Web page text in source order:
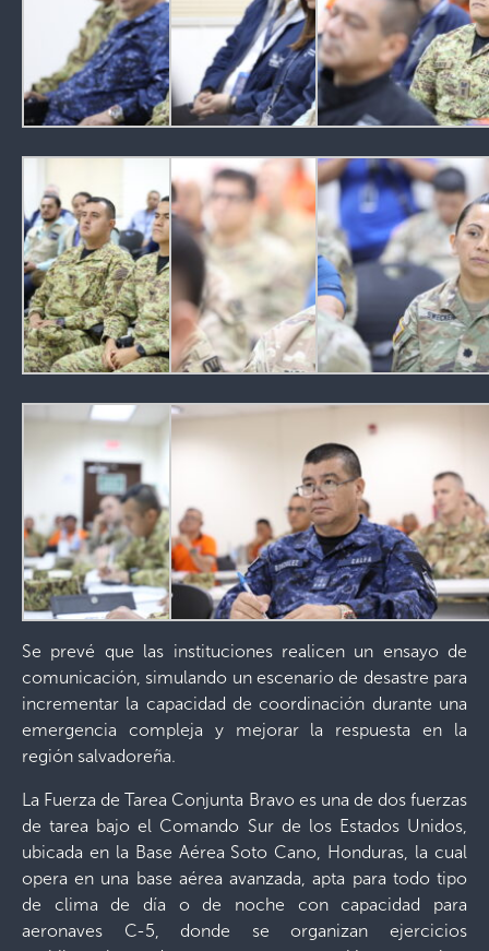
Se prevé que las instituciones realicen un ensayo de
comunicación, simulando un escenario de desastre para
incrementar la capacidad de coordinación durante una
emergencia compleja y mejorar la respuesta en la
región salvadoreña.
La Fuerza de Tarea Conjunta Bravo es una de dos fuerzas
de tarea bajo el Comando Sur de los Estados Unidos,
ubicada en la Base Aérea Soto Cano, Honduras, la cual
opera en una base aérea avanzada, apta para todo tipo
de clima de día o de noche con capacidad para
aeronaves C-5, donde se organizan ejercicios